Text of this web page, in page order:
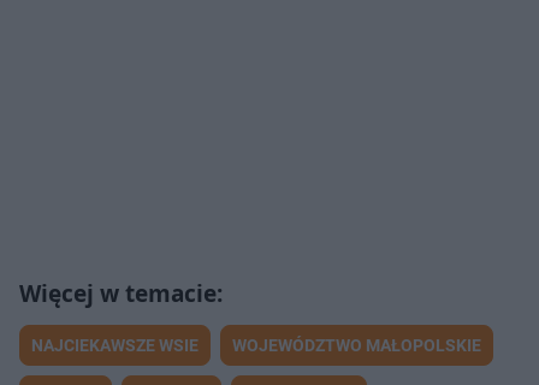
NAJCIEKAWSZE WSIE WOJEWÓDZTWO MAŁOPOLSKIE